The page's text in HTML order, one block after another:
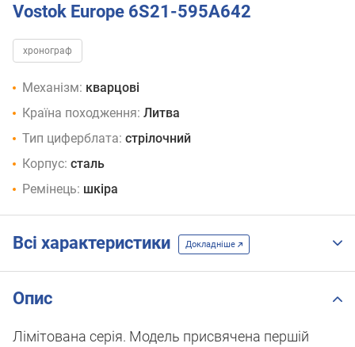
Vostok Europe 6S21-595A642
хронограф
Механізм: кварцові
Країна походження: Литва
Тип циферблата: стрілочний
Корпус: сталь
Ремінець: шкіра
Всі характеристики Докладніше
Опис
Лімітована серія. Модель присвячена першій